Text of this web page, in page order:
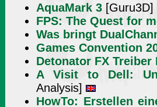
AquaMark 3 [Guru3D]
FPS: The Quest for
Was bringt
Games Convention
Detonator FX Treiber
A Visit to Dell:
Analysis]
HowTo: Erstellen